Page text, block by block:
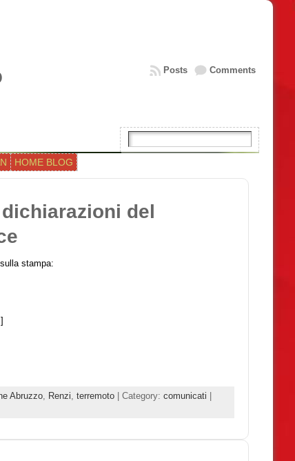
Comments
Posts
HOME BLOG
del
stampa:
Abruzzo Renzi terremoto | Category: comunicati